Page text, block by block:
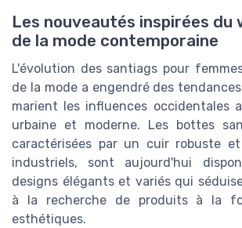
Les nouveautés inspirées du
de la mode contemporaine
L'évolution des santiags pour
de la mode a engendré des
marient les influences occidentales
urbaine et moderne. Les bottes
caractérisées par un cuir robuste
industriels, sont aujourd'hui
designs élégants et variés qui
à la recherche de produits à la
esthétiques.